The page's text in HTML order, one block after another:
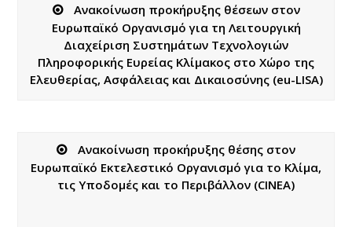
Ανακοίνωση προκήρυξης θέσεων στoν
Ευρωπαϊκό Οργανισμό για τη Λειτουργική
Διαχείριση Συστημάτων Τεχνολογιών
Πληροφορικής Ευρείας Κλίμακος στο Χώρο της
Ελευθερίας, Ασφάλειας και Δικαιοσύνης (eu-LISA)
Ανακοίνωση προκήρυξης θέσης στον
Ευρωπαϊκό Εκτελεστικό Οργανισμό για το Κλίμα,
τις Υποδομές και το Περιβάλλον (CINEA)